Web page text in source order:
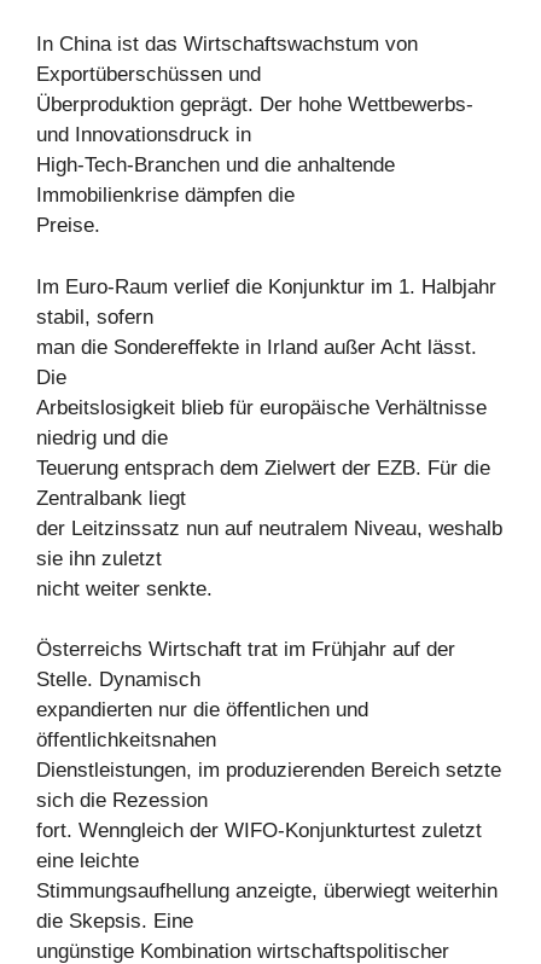
In China ist das Wirtschaftswachstum von
Exportüberschüssen und
Überproduktion geprägt. Der hohe Wettbewerbs-
und Innovationsdruck in
High-Tech-Branchen und die anhaltende
Immobilienkrise dämpfen die
Preise.
Im Euro-Raum verlief die Konjunktur im 1. Halbjahr
stabil, sofern
man die Sondereffekte in Irland außer Acht lässt.
Die
Arbeitslosigkeit blieb für europäische Verhältnisse
niedrig und die
Teuerung entsprach dem Zielwert der EZB. Für die
Zentralbank liegt
der Leitzinssatz nun auf neutralem Niveau, weshalb
sie ihn zuletzt
nicht weiter senkte.
Österreichs Wirtschaft trat im Frühjahr auf der
Stelle. Dynamisch
expandierten nur die öffentlichen und
öffentlichkeitsnahen
Dienstleistungen, im produzierenden Bereich setzte
sich die Rezession
fort. Wenngleich der WIFO-Konjunkturtest zuletzt
eine leichte
Stimmungsaufhellung anzeigte, überwiegt weiterhin
die Skepsis. Eine
ungünstige Kombination wirtschaftspolitischer